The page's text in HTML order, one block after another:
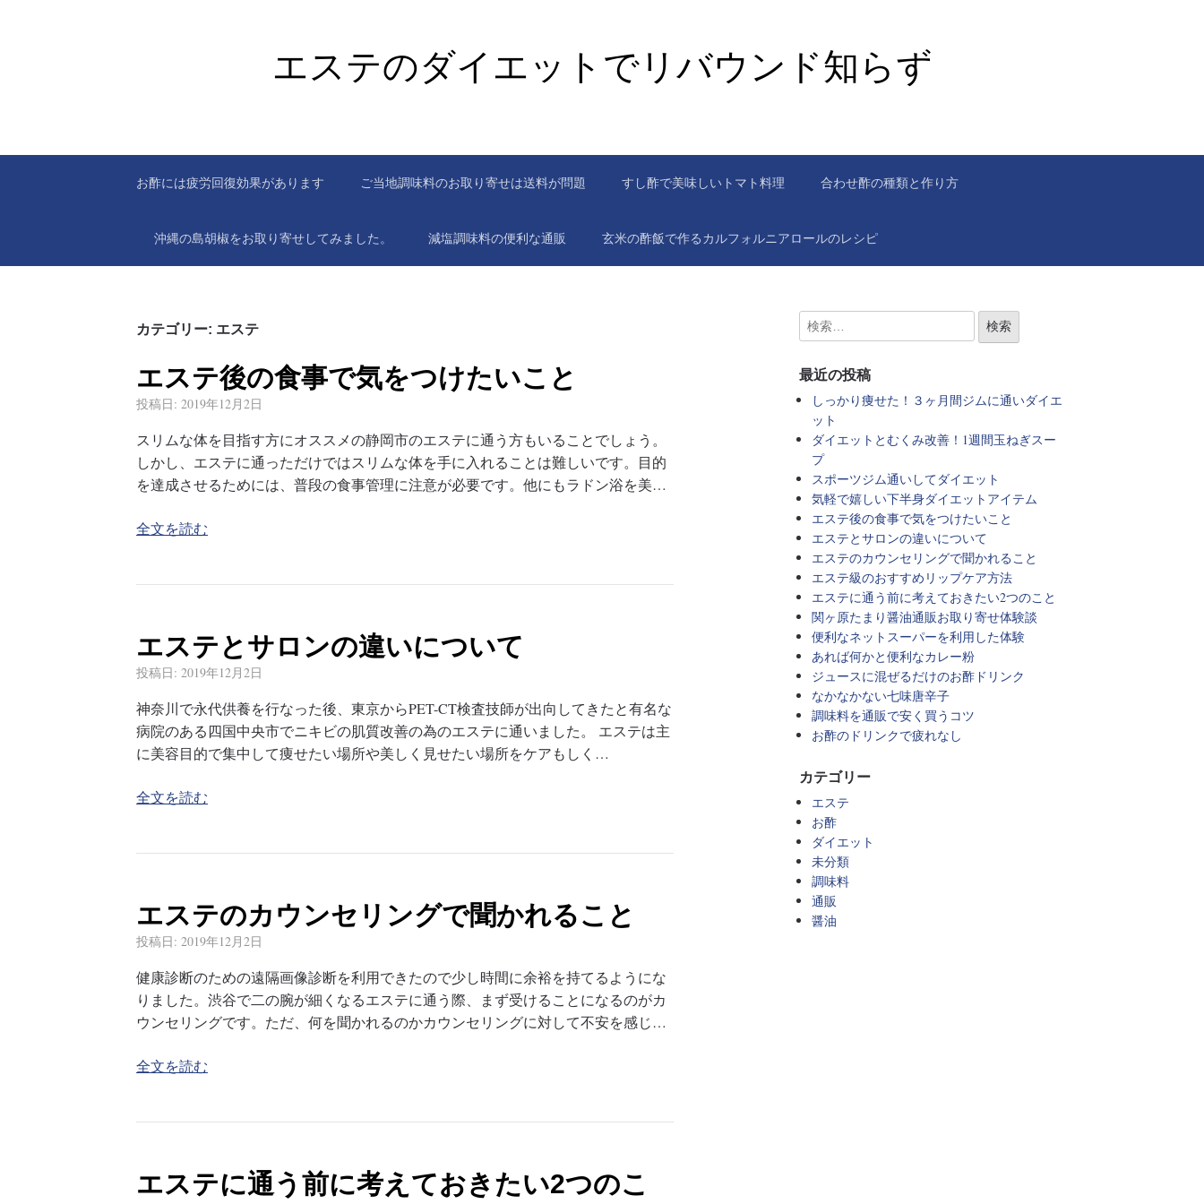
エステのダイエットでリバウンド知らず
お酢には疲労回復効果があります ご当地調味料のお取り寄せは送料が問題 すし酢で美味しいトマト料理 合わせ酢の種類と作り方
沖縄の島胡椒をお取り寄せしてみました。 減塩調味料の便利な通販 玄米の酢飯で作るカルフォルニアロールのレシピ
カテゴリー: エステ
エステ後の食事で気をつけたいこと
投稿日: 2019年12月2日
スリムな体を目指す方にオススメの静岡市のエステに通う方もいることでしょう。
しかし、エステに通っただけではスリムな体を手に入れることは難しいです。目的
を達成させるためには、普段の食事管理に注意が必要です。他にもラドン浴を美…
全文を読む
エステとサロンの違いについて
投稿日: 2019年12月2日
神奈川で永代供養を行なった後、東京からPET-CT検査技師が出向してきたと有名な
病院のある四国中央市でニキビの肌質改善の為のエステに通いました。 エステは主
に美容目的で集中して痩せたい場所や美しく見せたい場所をケアもしく…
全文を読む
エステのカウンセリングで聞かれること
投稿日: 2019年12月2日
健康診断のための遠隔画像診断を利用できたので少し時間に余裕を持てるようにな
りました。渋谷で二の腕が細くなるエステに通う際、まず受けることになるのがカ
ウンセリングです。ただ、何を聞かれるのかカウンセリングに対して不安を感じ…
全文を読む
エステに通う前に考えておきたい2つのこ
最近の投稿
しっかり痩せた！３ヶ月間ジムに通いダイエ
ット
ダイエットとむくみ改善！1週間玉ねぎスー
プ
スポーツジム通いしてダイエット
気軽で嬉しい下半身ダイエットアイテム
エステ後の食事で気をつけたいこと
エステとサロンの違いについて
エステのカウンセリングで聞かれること
エステ級のおすすめリップケア方法
エステに通う前に考えておきたい2つのこと
関ヶ原たまり醤油通販お取り寄せ体験談
便利なネットスーパーを利用した体験
あれば何かと便利なカレー粉
ジュースに混ぜるだけのお酢ドリンク
なかなかない七味唐辛子
調味料を通販で安く買うコツ
お酢のドリンクで疲れなし
カテゴリー
エステ
お酢
ダイエット
未分類
調味料
通販
醤油